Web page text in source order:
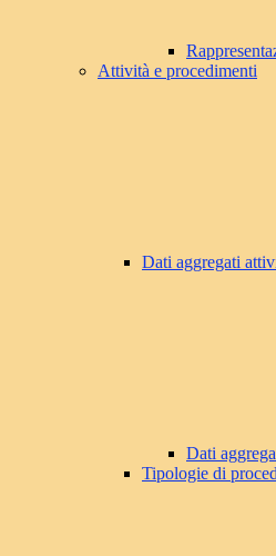
Attività e procedimenti
Dati aggregati
Dati
Tipologie di